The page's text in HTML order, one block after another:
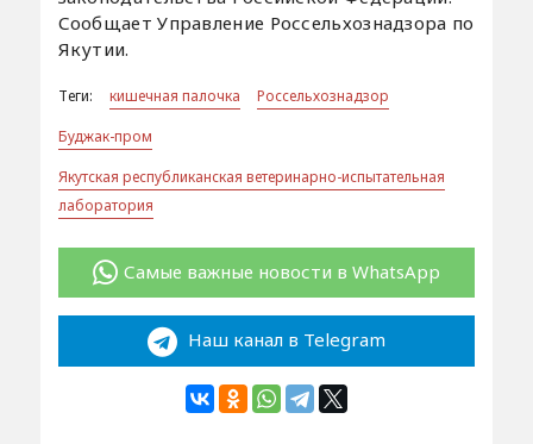
Сообщает Управление Россельхознадзора по
Якутии.
Теги: кишечная палочка
Россельхознадзор
Буджак-пром
Якутская республиканская ветеринарно-испытательная
лаборатория
Самые важные новости в WhatsApp
Наш канал в Telegram